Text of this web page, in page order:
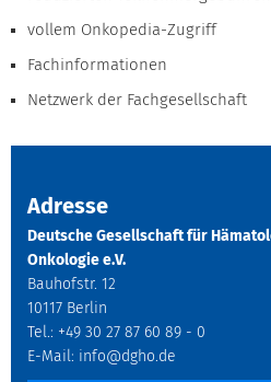
vollem Onkopedia-Zugriff
Fachinformationen
Netzwerk der Fachgesellschaft
Adresse
Deutsche Gesellschaft für
Onkologie e.V.
Bauhofstr. 12
10117 Berlin
Tel.: +49 30 27 87 60 89 - 0
E-Mail: info@dgho.de